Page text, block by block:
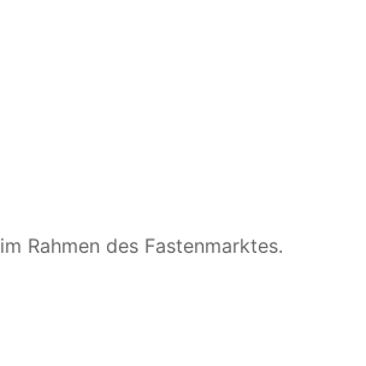
im Rahmen des Fastenmarktes.